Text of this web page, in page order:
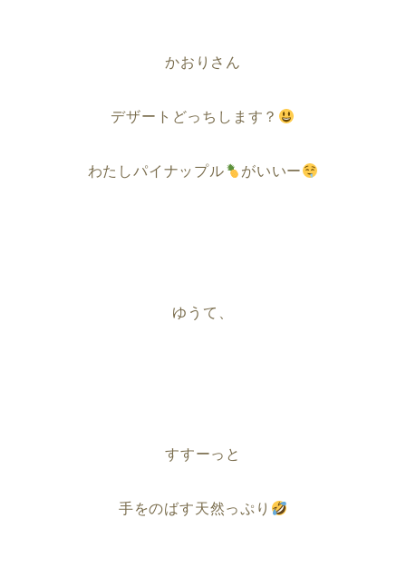
かおりさん
デザートどっちします？
わたしパイナップル がいいー
ゆうて、
すすーっと
手をのばす天然っぷり